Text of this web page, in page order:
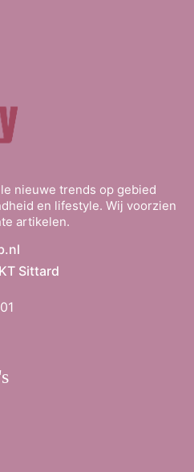
nieuwe trends op gebied
en lifestyle. Wij voorzien
artikelen.
Sittard